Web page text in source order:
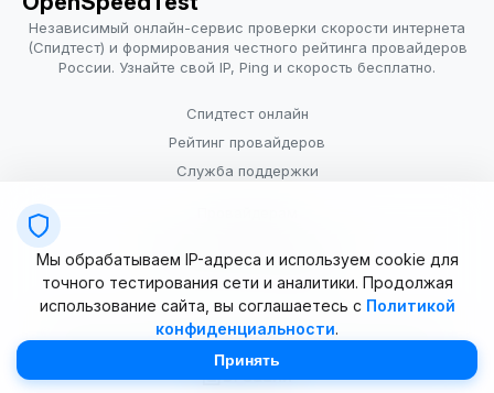
Независимый онлайн-сервис проверки скорости интернета
(Спидтест) и формирования честного рейтинга провайдеров
России. Узнайте свой IP, Ping и скорость бесплатно.
Спидтест онлайн
Рейтинг провайдеров
Служба поддержки
Условия использования
© 2025–2026 OpenSpeedTest (ИП Долматова В.В.). Все права
Мы обрабатываем IP-адреса и используем cookie для
точного тестирования сети и аналитики. Продолжая
использование сайта, вы соглашаетесь с Политикой
конфиденциальности.
Принять